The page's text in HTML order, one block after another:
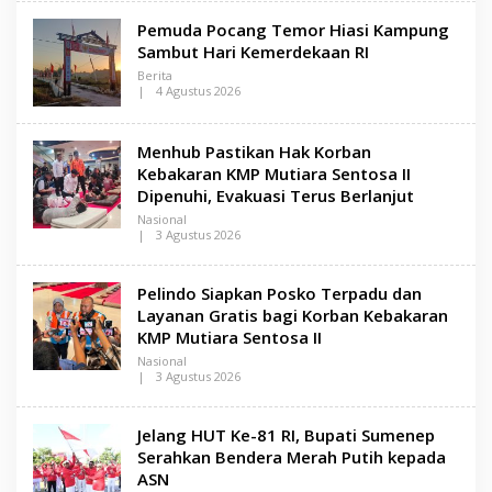
Pemuda Pocang Temor Hiasi Kampung
Sambut Hari Kemerdekaan RI
Berita
|
4 Agustus 2026
L
H
L
E
N
S
A
M
U
A
Menhub Pastikan Hak Korban
Kebakaran KMP Mutiara Sentosa II
Dipenuhi, Evakuasi Terus Berlanjut
Nasional
|
3 Agustus 2026
L
H
L
E
N
S
A
M
A
U
R
A
Pelindo Siapkan Posko Terpadu dan
Layanan Gratis bagi Korban Kebakaran
KMP Mutiara Sentosa II
Nasional
|
3 Agustus 2026
L
H
L
E
N
Jelang HUT Ke-81 RI, Bupati Sumenep
Serahkan Bendera Merah Putih kepada
ASN